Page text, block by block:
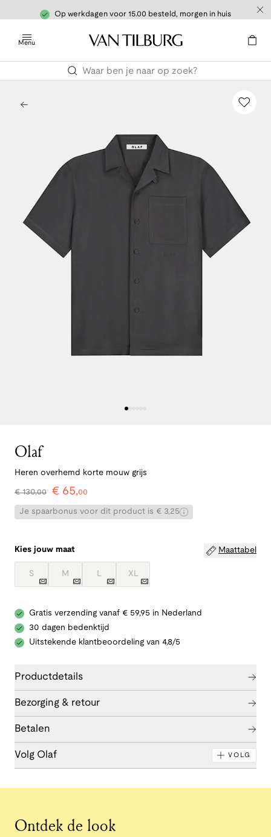
Op werkdagen voor 15.00 besteld, morgen in huis
Menu
Olaf
Heren overhemd korte mouw grijs
€130,00 € 65,00
Je spaarbonus voor dit product is € 3,25
Kies jouw maat Maattabel
S M L XL
Gratis verzending vanaf € 59,95 in Nederland
30 dagen bedenktijd
Uitstekende klantbeoordeling van 4,8/5
Productdetails
Bezorging & retour
Betalen
Volg Olaf VOLG
Ontdek de look